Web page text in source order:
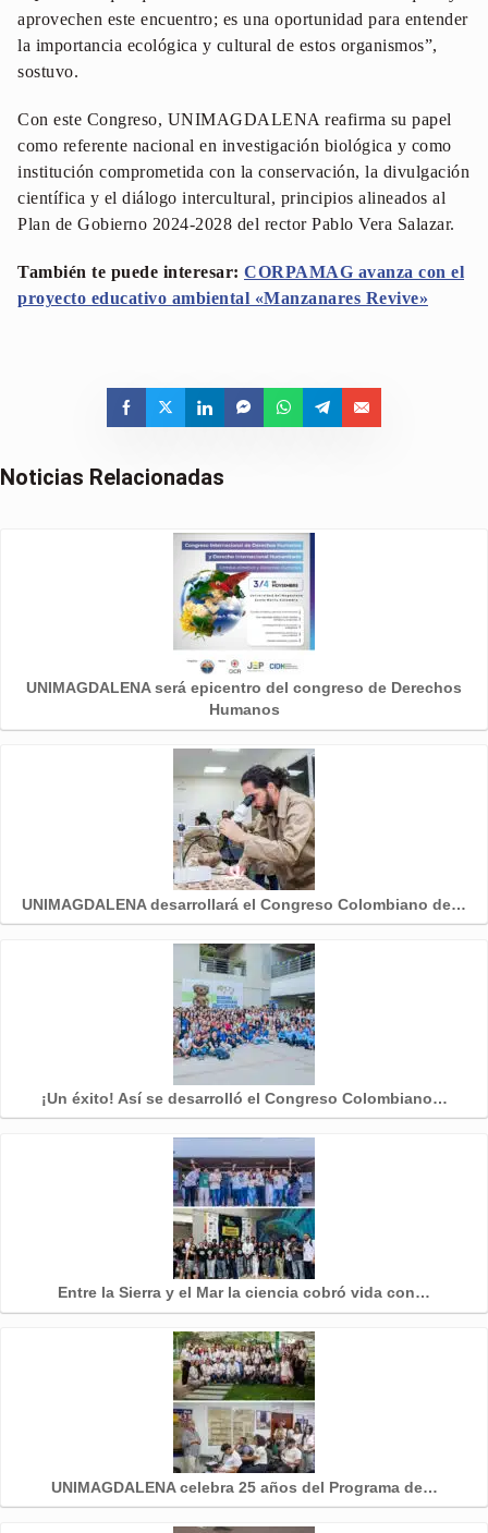
aprovechen este encuentro; es una oportunidad para entender
la importancia ecológica y cultural de estos organismos”,
sostuvo.
Con este Congreso, UNIMAGDALENA reafirma su papel
como referente nacional en investigación biológica y como
institución comprometida con la conservación, la divulgación
científica y el diálogo intercultural, principios alineados al
Plan de Gobierno 2024-2028 del rector Pablo Vera Salazar.
También te puede interesar: CORPAMAG avanza con el
proyecto educativo ambiental «Manzanares Revive»
Noticias Relacionadas
UNIMAGDALENA será epicentro del congreso de Derechos
Humanos
UNIMAGDALENA desarrollará el Congreso Colombiano de…
¡Un éxito! Así se desarrolló el Congreso Colombiano…
Entre la Sierra y el Mar la ciencia cobró vida con…
UNIMAGDALENA celebra 25 años del Programa de…